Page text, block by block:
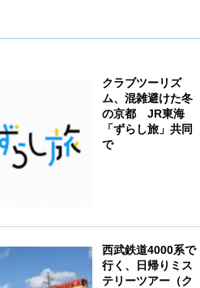
クラブツーリズ
ム、混雑避けた冬
の京都 JR東海
「ずらし旅」共同
で
西武鉄道4000系で
行く、日帰りミス
テリーツアー（ク